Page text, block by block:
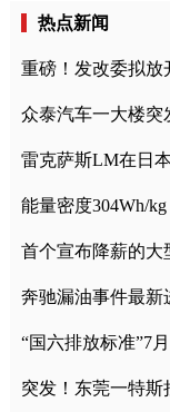
热点新闻
重磅！发改委拟放
众泰汽车一大楼突
雷克萨斯LM在日
能量密度304Wh/
突发！东莞一特斯